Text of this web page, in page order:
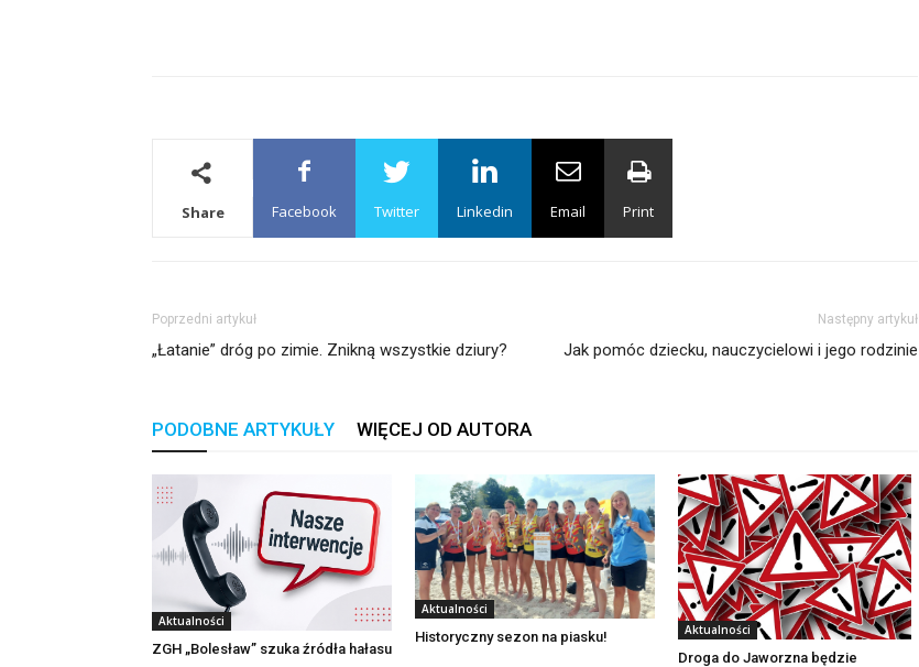
Share Facebook Twitter Linkedin Email Print
Poprzedni artykuł
„Łatanie” dróg po zimie. Znikną wszystkie dziury?
Następny artykuł
Jak pomóc dziecku, nauczycielowi i jego rodzinie
PODOBNE ARTYKUŁY WIĘCEJ OD AUTORA
Aktualności
ZGH „Bolesław” szuka źródła hałasu
Aktualności
Historyczny sezon na piasku! Aktualności
Droga do Jaworzna będzie